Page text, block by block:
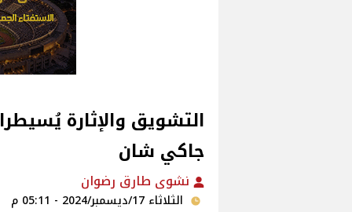
التشويق والإثارة
جاكي شان
نشوى طارق رضوان
الثلاثاء 17/ديسمبر/2024 - 05:11 م